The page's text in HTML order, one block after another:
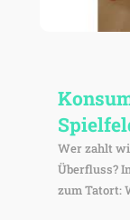
Wer zahlt
Überfluss?
zum Tatort: